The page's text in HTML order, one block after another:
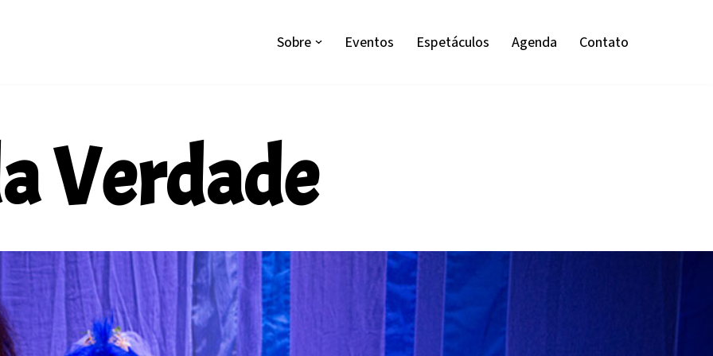
Sobre Eventos Espetáculos Agenda Contato
Verdade